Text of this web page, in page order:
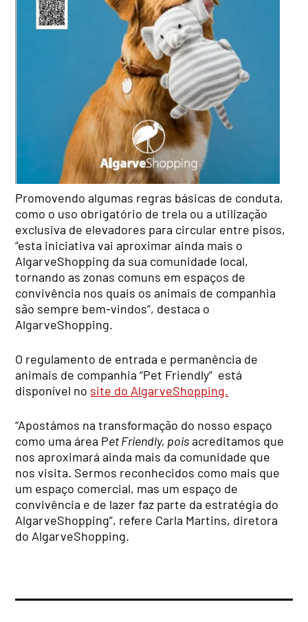
Promovendo algumas regras básicas de conduta,
como o uso obrigatório de trela ou a utilização
exclusiva de elevadores para circular entre pisos,
“esta iniciativa vai aproximar ainda mais o
AlgarveShopping da sua comunidade local,
tornando as zonas comuns em espaços de
convivência nos quais os animais de companhia
são sempre bem-vindos”, destaca o
AlgarveShopping.
O regulamento de entrada e permanência de
animais de companhia “Pet Friendly” está
disponível no site do AlgarveShopping.
“Apostámos na transformação do nosso espaço
como uma área Pet Friendly, poisacreditamos que
nos aproximará ainda mais da comunidade que
nos visita. Sermos reconhecidos como mais que
um espaço comercial, mas um espaço de
convivência e de lazer faz parte da estratégia do
AlgarveShopping”, refere Carla Martins, diretora
do AlgarveShopping.